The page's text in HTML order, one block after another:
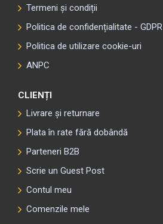
Termeni și condiții
Politica de confidențialitate - GDPR
Politica de utilizare cookie-uri
ANPC
CLIENȚI
Livrare și returnare
Plata în rate fără dobândă
Parteneri B2B
Scrie un Guest Post
Contul meu
Comenzile mele